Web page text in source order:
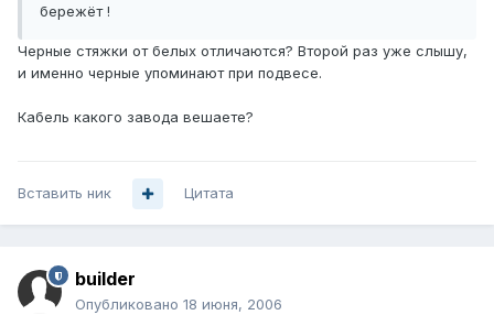
бережёт !
Черные стяжки от белых отличаются? Второй раз уже слышу,
и именно черные упоминают при подвесе.
Кабель какого завода вешаете?
Вставить ник Цитата
builder
Опубликовано 18 июня, 2006